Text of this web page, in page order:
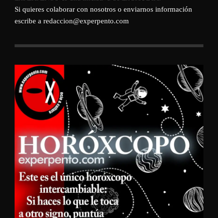
Si quieres colaborar con nosotros o enviarnos información
escribe a redaccion@experpento.com